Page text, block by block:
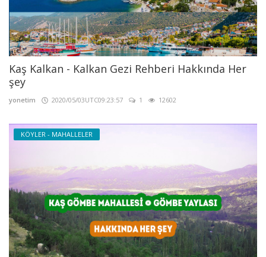
Kaş Kalkan - Kalkan Gezi Rehberi Hakkında Her
şey
yonetim 2020/05/03UTC09:23:57 1 12602
KÖYLER - MAHALLELER